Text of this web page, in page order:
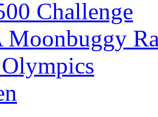
Challenge
Moonbuggy
Olympics